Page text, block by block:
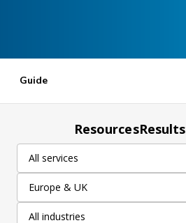
Guide
All services
Europe & UK
All industries